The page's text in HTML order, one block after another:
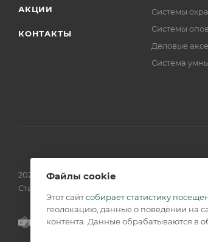
АКЦИИ
КОНТАКТЫ
Системы
Системы
Деловые
Система
2026 © Обращаем Ваше внимание на то, что
Статьи 437 (2) ГК РФ.
Файлы cookie
Этот сайтсобирает статистику
геолокацию, данные о поведении на
контента. Данные обрабатываются в